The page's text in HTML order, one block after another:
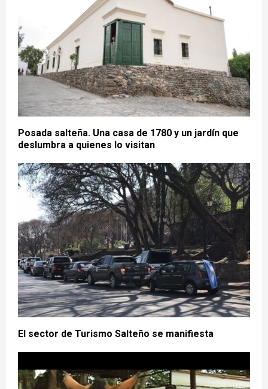
Posada salteña. Una casa de 1780 y un jardín que
deslumbra a quienes lo visitan
El sector de Turismo Salteño se manifiesta